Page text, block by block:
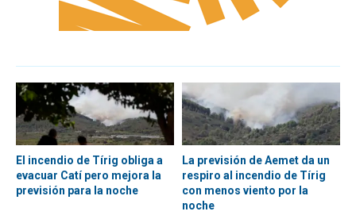
El incendio de Tírig obliga a
evacuar Catí pero mejora la
previsión para la noche
La previsión de Aemet da un
respiro al incendio de Tírig
con menos viento por la
noche